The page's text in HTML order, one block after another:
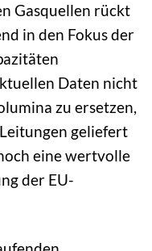
Gasquellen rückt
in den Fokus der
Daten nicht
zu ersetzen,
geliefert
eine wertvolle
der EU-